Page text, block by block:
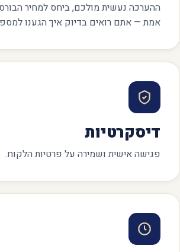
ההערכה נעשית מולכם, ביחס למחיר
אמת — אתם רואים בדיוק איך הגענו
דיסקרטיות
פגישה אישית ושמירה על פרטיות הלקוח.